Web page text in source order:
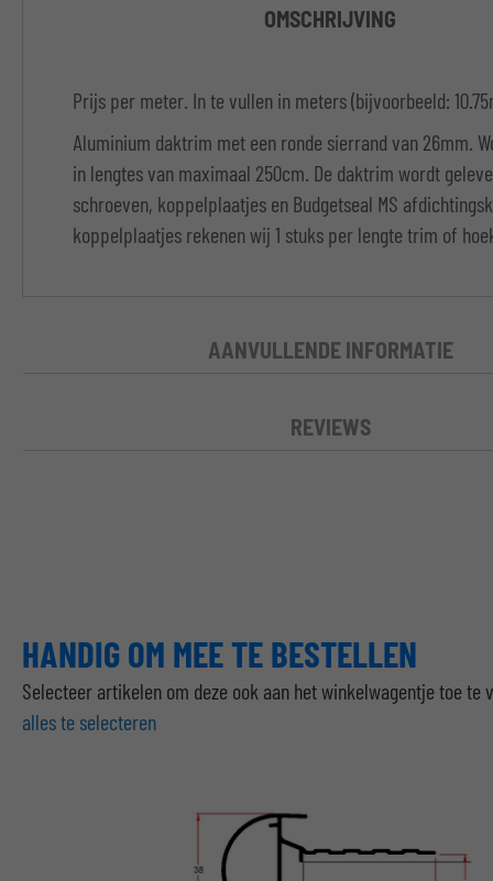
OMSCHRIJVING
Prijs per meter. In te vullen in meters (bijvoorbeeld:
Aluminium daktrim met een ronde sierrand van 26mm.
in lengtes van maximaal 250cm. De daktrim wordt
schroeven, koppelplaatjes en Budgetseal MS
koppelplaatjes rekenen wij 1 stuks per lengte trim of
AANVULLENDE INFORMATIE
REVIEWS
HANDIG OM MEE TE BESTELLEN
Selecteer artikelen om deze ook aan het winkelwagentje toe te
alles te selecteren